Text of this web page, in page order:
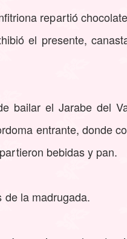
repartió
el presente,
bailar el Jarabe del
entrante, donde
bebidas y pan.
de la madrugada.